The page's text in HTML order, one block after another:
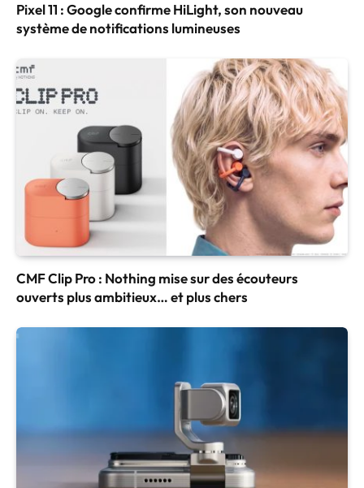
Pixel 11 : Google confirme HiLight, son nouveau
système de notifications lumineuses
CMF Clip Pro : Nothing mise sur des écouteurs
ouverts plus ambitieux… et plus chers